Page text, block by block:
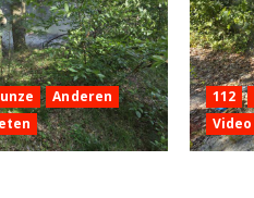
Anderen
112
Video